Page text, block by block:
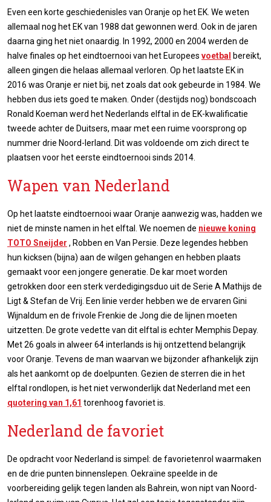
Even een korte geschiedenisles van Oranje op het EK. We weten
allemaal nog het EK van 1988 dat gewonnen werd. Ook in de jaren
daarna ging het niet onaardig. In 1992, 2000 en 2004 werden de
halve finales op het eindtoernooi van het Europees voetbal bereikt,
alleen gingen die helaas allemaal verloren. Op het laatste EK in
2016 was Oranje er niet bij, net zoals dat ook gebeurde in 1984. We
hebben dus iets goed te maken. Onder (destijds nog) bondscoach
Ronald Koeman werd het Nederlands elftal in de EK-kwalificatie
tweede achter de Duitsers, maar met een ruime voorsprong op
nummer drie Noord-Ierland. Dit was voldoende om zich direct te
plaatsen voor het eerste eindtoernooi sinds 2014.
Wapen van Nederland
Op het laatste eindtoernooi waar Oranje aanwezig was, hadden we
niet de minste namen in het elftal. We noemen de nieuwe koning
TOTO Sneijder , Robben en Van Persie. Deze legendes hebben
hun kicksen (bijna) aan de wilgen gehangen en hebben plaats
gemaakt voor een jongere generatie. De kar moet worden
getrokken door een sterk verdedigingsduo uit de Serie A Mathijs de
Ligt & Stefan de Vrij. Een linie verder hebben we de ervaren Gini
Wijnaldum en de frivole Frenkie de Jong die de lijnen moeten
uitzetten. De grote vedette van dit elftal is echter Memphis Depay.
Met 26 goals in alweer 64 interlands is hij ontzettend belangrijk
voor Oranje. Tevens de man waarvan we bijzonder afhankelijk zijn
als het aankomt op de doelpunten. Gezien de sterren die in het
elftal rondlopen, is het niet verwonderlijk dat Nederland met een
quotering van 1,61 torenhoog favoriet is.
Nederland de favoriet
De opdracht voor Nederland is simpel: de favorietenrol waarmaken
en de drie punten binnenslepen. Oekraïne speelde in de
voorbereiding gelijk tegen landen als Bahrein, won nipt van Noord-